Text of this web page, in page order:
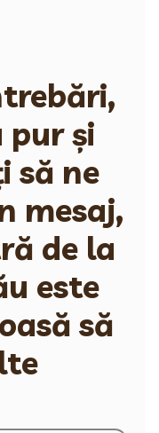
pur și
să ne
mesaj,
de la
este
să